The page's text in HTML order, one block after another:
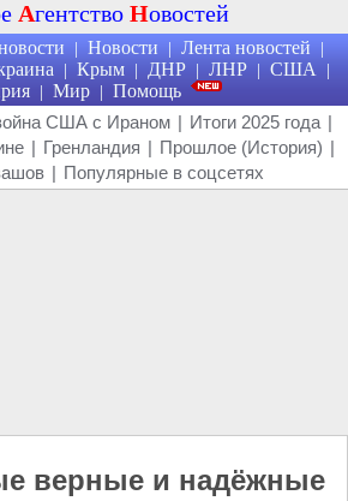
Агентство Новостей
| Новости | Лента новостей |
| Крым | ДНР | ЛНР | США |
| Мир | Помощь
США с Ираном | Итоги 2025 года |
| Гренландия | Прошлое (История) |
| Популярные в соцсетях
верные и надёжные